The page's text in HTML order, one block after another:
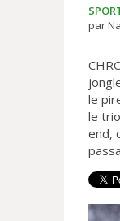
par
le
le
end,